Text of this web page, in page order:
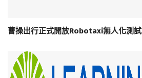
曹操出行正式開放Robotaxi無人化測試